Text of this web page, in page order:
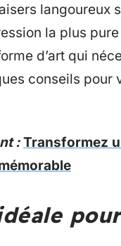
langoureux
la plus
d’art qui
conseils pour
: Transformez